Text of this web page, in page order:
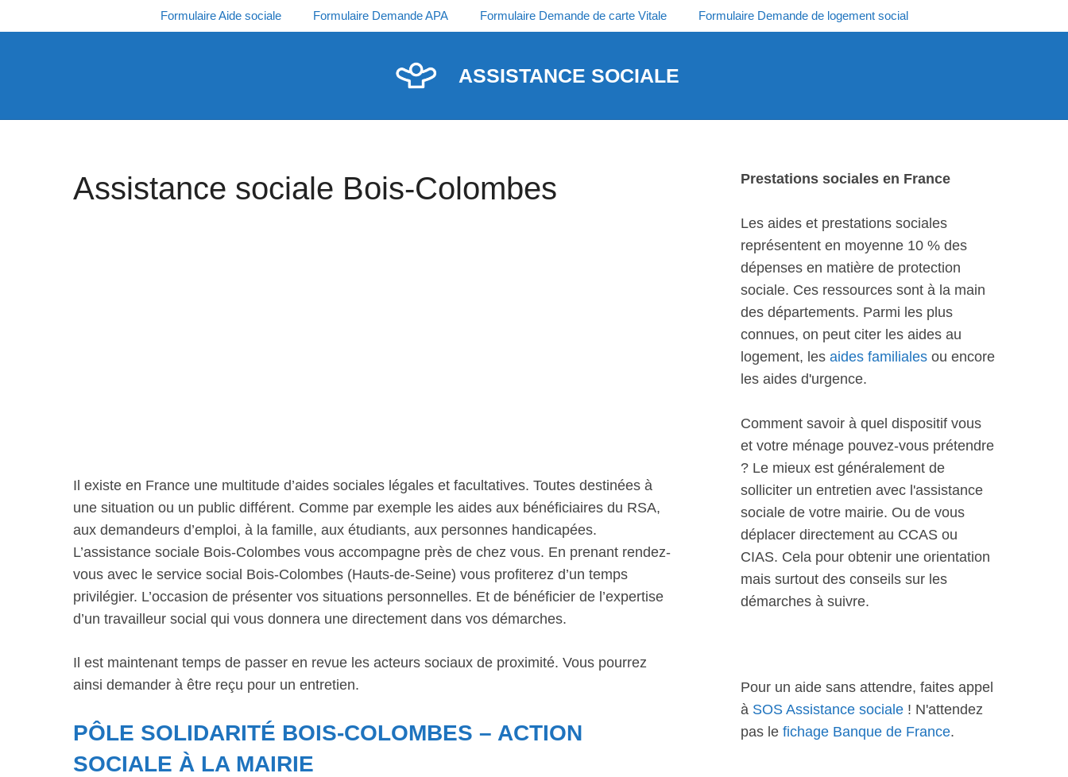
au
Formulaire Aide sociale Formulaire Demande APA Formulaire Demande de carte Vitale Formulaire Demande de logement social
ASSISTANCE SOCIALE
Assistance sociale Bois-Colombes
Il existe en France une multitude d’aides sociales légales et facultatives. Toutes destinées à
une situation ou un public différent. Comme par exemple les aides aux bénéficiaires du RSA,
aux demandeurs d’emploi, à la famille, aux étudiants, aux personnes handicapées.
L’assistance sociale Bois-Colombes vous accompagne près de chez vous. En prenant rendez-
vous avec le service social Bois-Colombes (Hauts-de-Seine) vous profiterez d’un temps
privilégier. L’occasion de présenter vos situations personnelles. Et de bénéficier de l’expertise
d’un travailleur social qui vous donnera une directement dans vos démarches.
Il est maintenant temps de passer en revue les acteurs sociaux de proximité. Vous pourrez
ainsi demander à être reçu pour un entretien.
PÔLE SOLIDARITÉ BOIS-COLOMBES – ACTION
SOCIALE À LA MAIRIE
Prestations sociales en France
Les aides et prestations sociales
représentent en moyenne 10 % des
dépenses en matière de protection
sociale. Ces ressources sont à la main
des départements. Parmi les plus
connues, on peut citer les aides au
logement, les aides familiales ou encore
les aides d'urgence.
Comment savoir à quel dispositif vous
et votre ménage pouvez-vous prétendre
? Le mieux est généralement de
solliciter un entretien avec l'assistance
sociale de votre mairie. Ou de vous
déplacer directement au CCAS ou
CIAS. Cela pour obtenir une orientation
mais surtout des conseils sur les
démarches à suivre.
Pour un aide sans attendre, faites appel
à SOS Assistance sociale ! N'attendez
pas le fichage Banque de France.